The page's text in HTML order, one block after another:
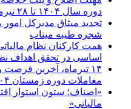
دوره سال ۱۴۰۴ تا ۲۸ تیرماه سالِ جاری
تجدید میثاق مدیرکل
شجره طیبه میناب
همت کارکنان نظام
اساسی در تحقق اهداف
۱۴ تیرماه، آخرین
معاملات دوره زمستان ۱۴۰۴
«اصناف؛ ستون استوار
مالیاتی»